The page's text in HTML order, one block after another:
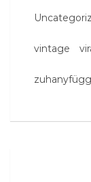
vintage